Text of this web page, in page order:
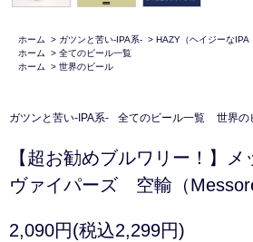
ホーム > ガツンと苦い-IPA系- > HAZY（ヘイジーなIPA
ホーム
> 全てのビール一覧
ホーム
> 世界のビール
ガツンと苦い-IPA系- 全てのビール一覧 世界の
【超お勧めブルワリー！】
ヴァイパーズ 空輸（
2,090円(税込2,299円)